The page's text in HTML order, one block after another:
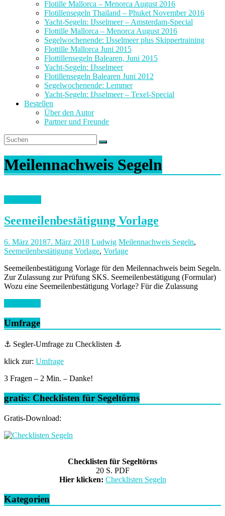
Flotille Mallorca – Menorca August 2016
Flotillensegeln Thailand – Phuket November 2016
Yacht-Segeln: IJsselmeer – Amsterdam-Special
Flottille Mallorca – Menorca August 2016
Segelwochenende: IJsselmeer plus Skippertraining
Flottille Mallorca Juni 2015
Flottillensegeln Balearen, Juni 2015
Yacht-Segeln: IJsselmeer
Flotillensegeln Balearen Juni 2012
Segelwochenende: Lemmer
Yacht-Segeln: IJsselmeer – Texel-Special
Bestellen
Über den Autor
Partner und Freunde
Meilennachweis Segeln
Seemeilenbestätigung Vorlage
6. März 20187. März 2018 Ludwig Meilennachweis Segeln,
Seemeilenbestätigung Vorlage, Vorlage
Seemeilenbestätigung Vorlage für den Meilennachweis beim Segeln.
Zur Zulassung zur Prüfung SKS. Seemeilenbestätigung (Formular)
Wozu eine Seemeilenbestätigung Vorlage? Für die Zulassung
Umfrage
⚓ Segler-Umfrage zu Checklisten ⚓
klick zur: Umfrage
3 Fragen – 2 Min. – Danke!
gratis: Checklisten für Segeltörns
Gratis-Download:
Checklisten für Segeltörns
20 S. PDF
Hier klicken: Checklisten Segeln
Kategorien